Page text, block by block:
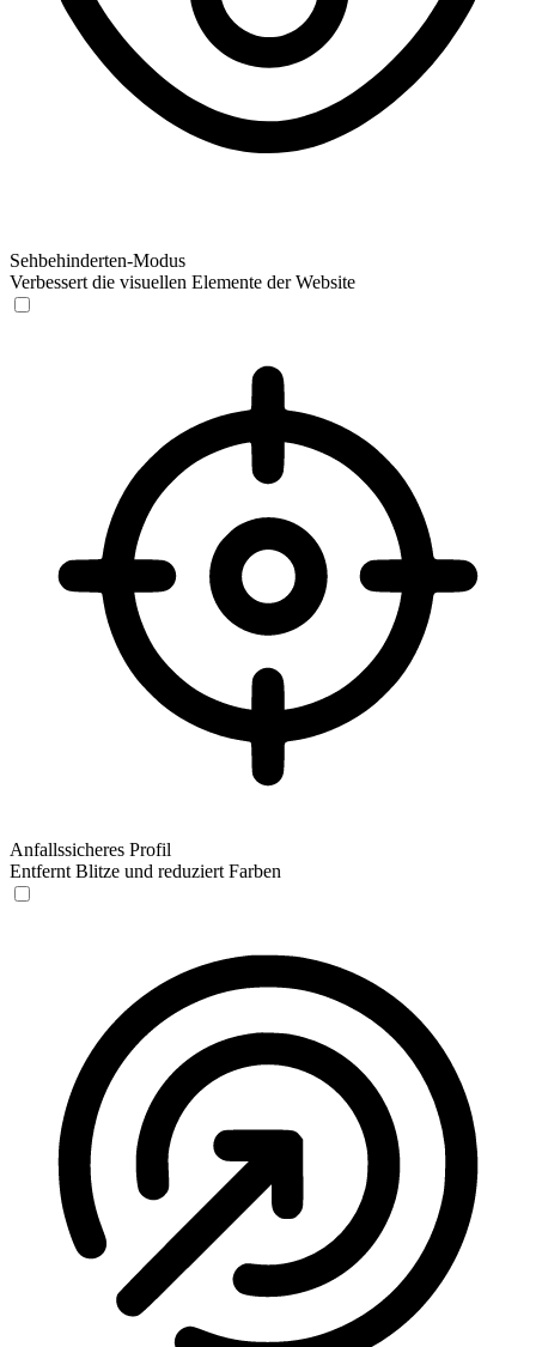
Sehbehinderten-Modus
Verbessert die visuellen Elemente der Website
Anfallssicheres Profil
Entfernt Blitze und reduziert Farben